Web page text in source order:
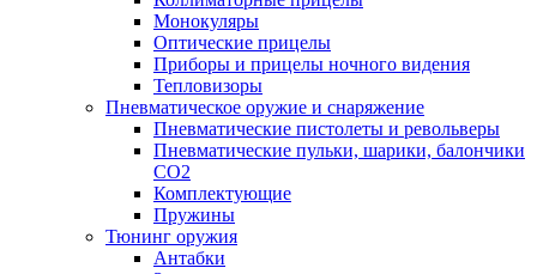
Монокуляры
Оптические прицелы
Приборы и прицелы ночного видения
Тепловизоры
Пневматическое оружие и снаряжение
Пневматические пистолеты и револьверы
Пневматические пульки, шарики, балончики
CO2
Комплектующие
Пружины
Тюнинг оружия
Антабки